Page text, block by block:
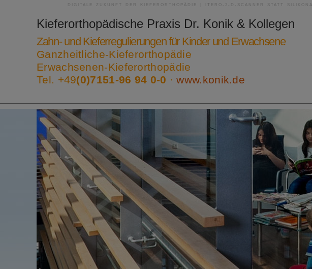
DIGITALE ZUKUNFT DER KIEFERORTHOPÄDIE | ITERO-3-D-SCANNER STATT
Kieferorthopädische Praxis Dr. Konik & Kollegen
Zahn- und Kieferregulierungen für Kinder und Erwachsene
Ganzheitliche-Kieferorthopädie
Erwachsenen-Kieferorthopädie
Tel. +49(0)7151-96 94 0-0 ·www.konik.de